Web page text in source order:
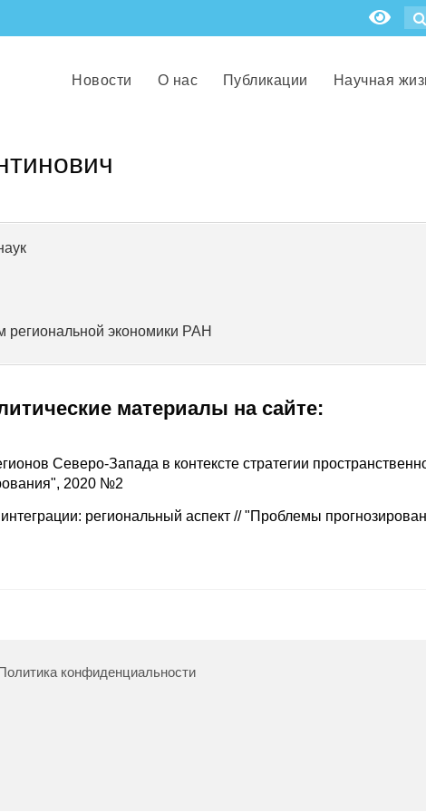
Новости О нас Публикации Научная
региональной экономики РАН
материалы на сайте:
Северо-Запада в контексте стратегии
2020 №2
региональный аспект // "Проблемы
конфиденциальности